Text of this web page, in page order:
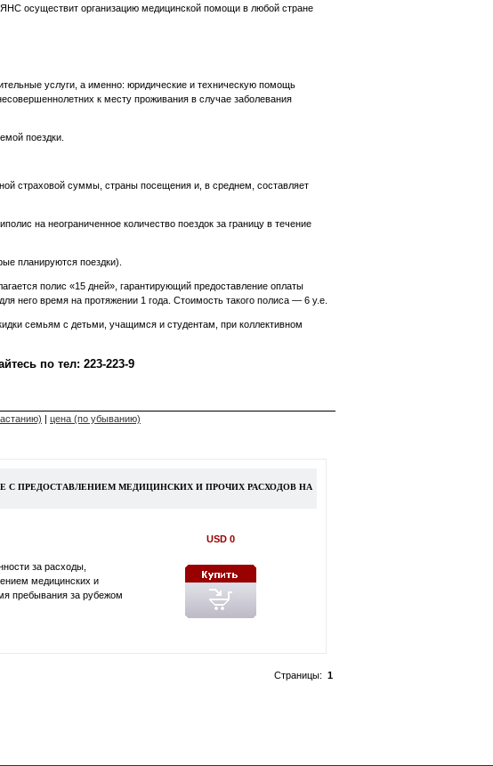
организацию медицинской помощи в любой стране
услуги, а именно: юридические и техническую помощь
к месту проживания в случае заболевания
поездки.
страховой суммы, страны посещения и, в среднем, составляет
на неограниченное количество поездок за границу в течение
планируются поездки).
полис «15 дней», гарантирующий предоставление оплаты
него время на протяжении 1 года. Стоимость такого полиса — 6 у.е.
семьям с детьми, учащимся и студентам, при коллективном
по тел: 223-223-9
| цена (по убыванию)
С ПРЕДОСТАВЛЕНИЕМ МЕДИЦИНСКИХ И ПРОЧИХ РАСХОДОВ НА
за расходы,
медицинских и
пребывания за рубежом
USD 0
Страницы: 1